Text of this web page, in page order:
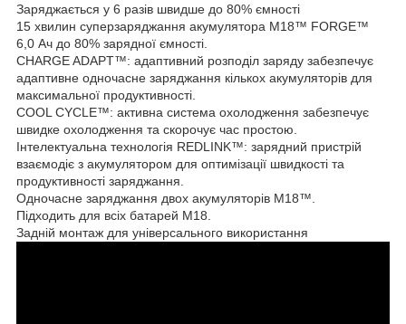
Заряджається у 6 разів швидше до 80% ємності
15 хвилин суперзаряджання акумулятора M18™ FORGE™
6,0 Ач до 80% зарядної ємності.
CHARGE ADAPT™: адаптивний розподіл заряду забезпечує
адаптивне одночасне заряджання кількох акумуляторів для
максимальної продуктивності.
COOL CYCLE™: активна система охолодження забезпечує
швидке охолодження та скорочує час простою.
Інтелектуальна технологія REDLINK™: зарядний пристрій
взаємодіє з акумулятором для оптимізації швидкості та
продуктивності заряджання.
Одночасне заряджання двох акумуляторів M18™.
Підходить для всіх батарей M18.
Задній монтаж для універсального використання